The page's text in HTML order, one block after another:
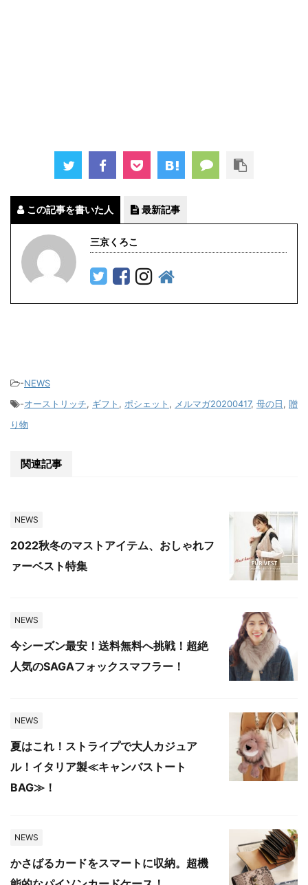
この記事を書いた人 最新記事
三京くろこ
-NEWS
-オーストリッチ, ギフト , ポシェット , メルマガ20200417, 母の日, 贈
り物
関連記事
NEWS
2022秋冬のマストアイテム、おしゃれフ
ァーベスト特集
NEWS
今シーズン最安！送料無料へ挑戦！超絶
人気のSAGAフォックスマフラー！
NEWS
夏はこれ！ストライプで大人カジュア
ル！イタリア製≪キャンバストート
BAG≫！
NEWS
かさばるカードをスマートに収納。超機